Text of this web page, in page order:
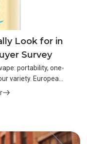
Look for in
Survey
portability, one-
variety. European